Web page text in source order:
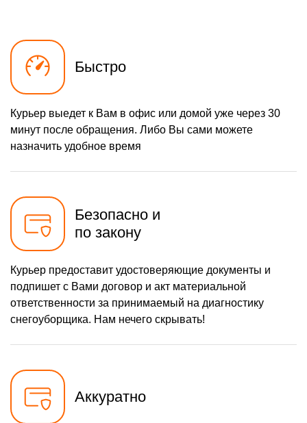
Замена/Pемонт стартера
Замена расходных
материалов карбюратора
Замена шины на колесном
Замена ремней
1100 р
Смазка втулок
600 р
Замена цепи привода
хода
Замена шкива привода
хода
1160 р
Замена (установка)
срезного болта
Заказать
Замена корпуса шнека
1650 р
Смазка осей привода
1400 р
Замена подшипника
колеса
Замена маховика
Быстро
Курьер выедет к Вам в офис или домой уже через 30
минут после обращения. Либо Вы сами можете
назначить удобное время
Безопасно и
по закону
Курьер предоставит удостоверяющие документы и
подпишет с Вами договор и акт материальной
ответственности за принимаемый на диагностику
снегоуборщика. Нам нечего скрывать!
Аккуратно